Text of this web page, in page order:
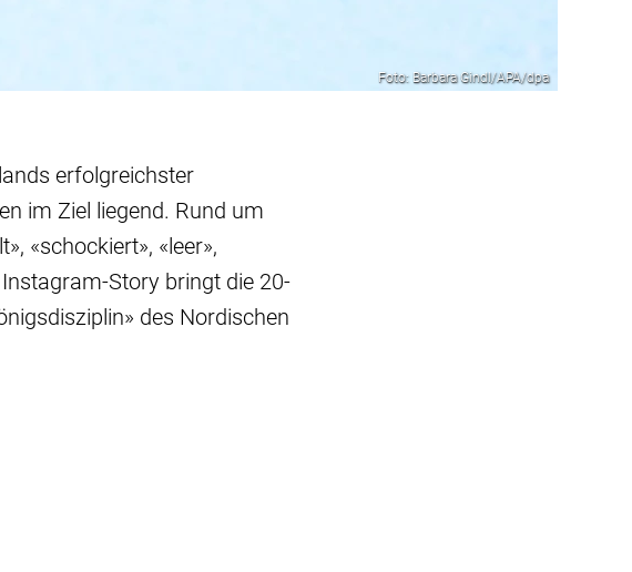
Foto: Barbara Gindl/APA/dpa
erfolgreichster
im Ziel liegend. Rund um
«schockiert», «leer»,
Story bringt die 20-
des Nordischen